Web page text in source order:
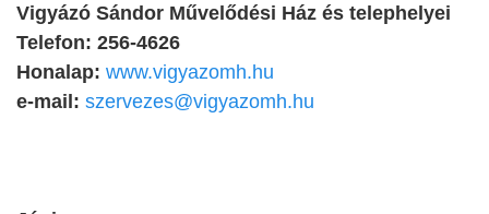
Vigyázó Sándor Művelődési Ház és telephelyei
Telefon: 256-4626
Honalap: www.vigyazomh.hu
e-mail: szervezes@vigyazomh.hu